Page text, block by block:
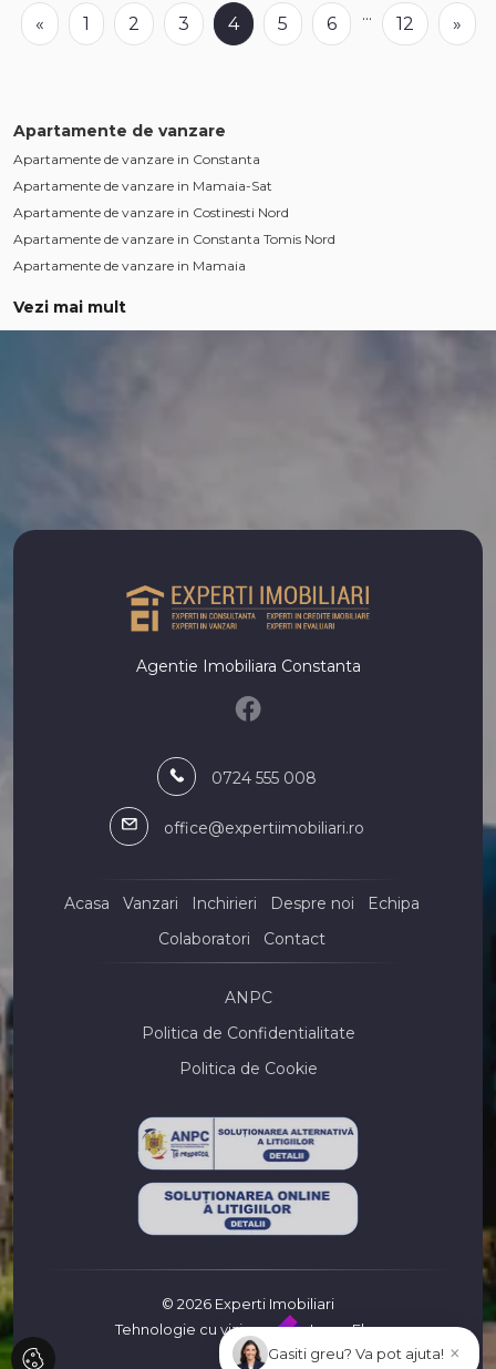
« 1 2 3 4 5 6 ... 12 »
Apartamente de vanzare
Apartamente de vanzare in Constanta
Apartamente de vanzare in Mamaia-Sat
Apartamente de vanzare in Costinesti Nord
Apartamente de vanzare in Constanta Tomis Nord
Apartamente de vanzare in Mamaia
Case de vanzare in Constanta Palazu Mare
Case de vanzare in Ovidiu
Case de vanzare in Constanta Coiciu
Case de vanzare in Constanta Bratianu
Case de vanzare in Constanta Faleza Nord
Terenuri de vanzare in Mamaia-Sat
Terenuri de vanzare in Constanta Km 5
Terenuri de vanzare in Costinesti
Terenuri de vanzare in Constanta Zona Industriala
Terenuri de vanzare in Constanta Viile Noi
Terenuri de vanzare in Lazu
Terenuri de vanzare in Lumina
Spatii birouri de vanzare in Constanta Centru
Spatii birouri de vanzare in Costinesti Nord
Spatii comerciale de vanzare
Spatii comerciale de vanzare in Constanta
Spatii comerciale de vanzare in Constanta Centru
Spatii comerciale de vanzare in Constanta Anda
Spatii industriale de vanzare in Ovidiu
Spatii industriale de vanzare in Costinesti
Vezi mai mult
Agentie Imobiliara Constanta
0724 555 008
office@expertiimobiliari.ro
Acasa Vanzari Inchirieri Despre noi
Echipa
Colaboratori
Contact
ANPC
Politica de Confidentialitate
Politica de Cookie
© 2026 Experti Imobiliari
Tehnologie cu viziune
ImmoFlux
Gasiti greu? Va pot ajuta! ×